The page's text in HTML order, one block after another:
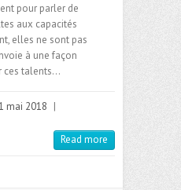
pour parler de
aux capacités
elles ne sont pas
à une façon
ces talents…
mai 2018 |
Read more